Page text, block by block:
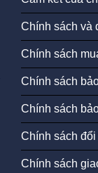
Chính sách và
Chính sách
Chính sách
Chính sách
Chính sách đổi
Chính sách